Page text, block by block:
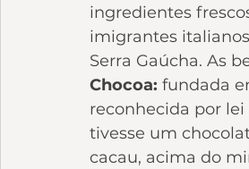
ingredientes
imigrantes
Serra Gaúcha. As
Chocoa: fundada
reconhecida por
tivesse um
cacau, acima do